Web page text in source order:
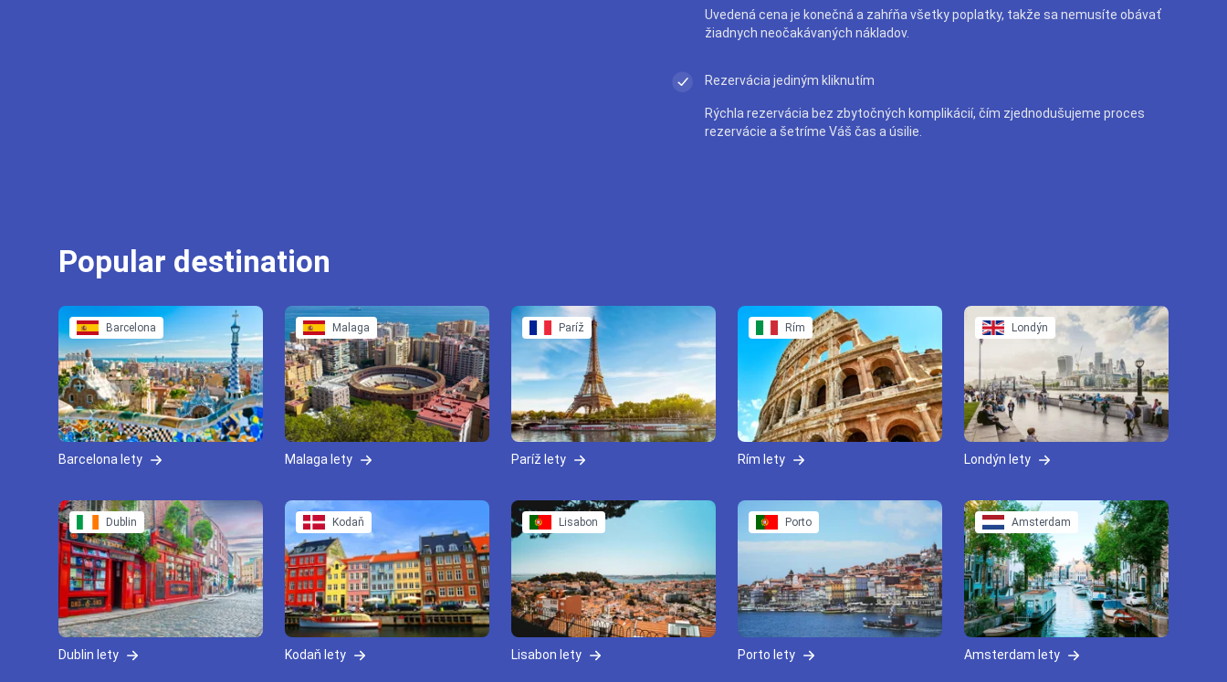
Uvedená cena je konečná a zahŕňa všetky poplatky, takže sa nemusíte obávať
žiadnych neočakávaných nákladov.
Rezervácia jediným kliknutím
Rýchla rezervácia bez zbytočných komplikácií, čím zjednodušujeme proces
rezervácie a šetríme Váš čas a úsilie.
Popular destination
Barcelona
Barcelona lety
Malaga
Malaga lety
Paríž
Paríž lety
Rím
Rím lety
Londýn
Londýn lety
Dublin
Dublin lety
Kodaň
Kodaň lety
Lisabon
Lisabon lety
Porto
Porto lety
Amsterdam
Amsterdam lety